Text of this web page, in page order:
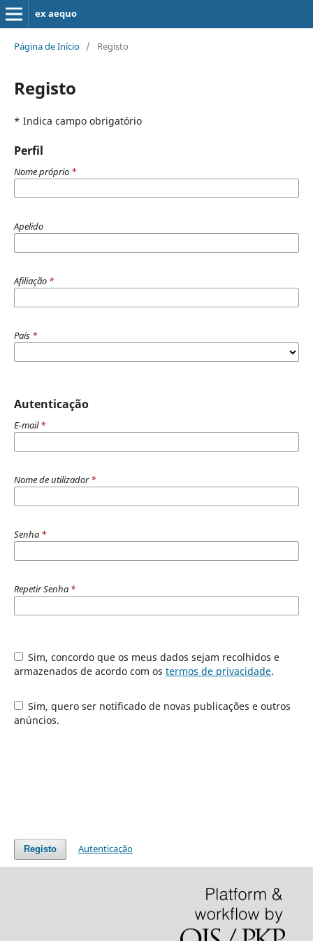
ex aequo
Página de Início / Registo
Registo
* Indica campo obrigatório
Perfil
Nome próprio *
Apelido
Afiliação *
País *
Autenticação
E-mail*
Nome de utilizador*
Senha *
Repetir Senha *
Sim, concordo que os meus dados sejam recolhidos e
armazenados de acordo com os termos de privacidade.
Sim, quero ser notificado de novas publicações e outros
anúncios.
Registo Autenticação